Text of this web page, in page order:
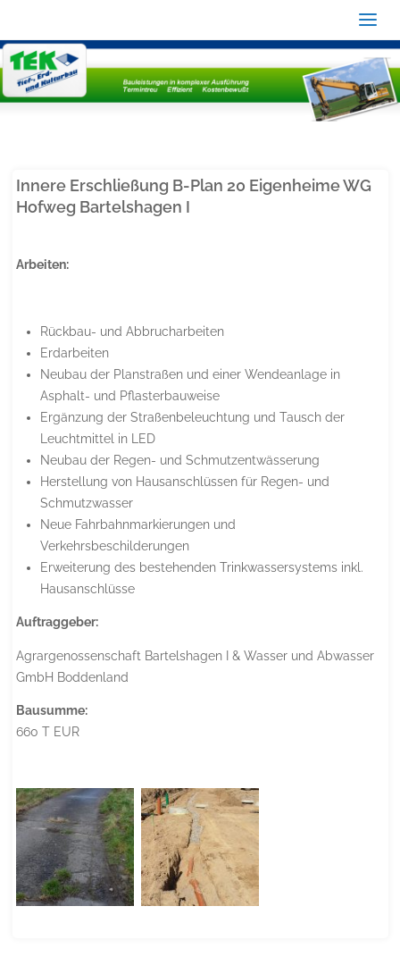
Innere Erschließung B-Plan 20 Eigenheime WG
Hofweg Bartelshagen I
Arbeiten:
Rückbau- und Abbrucharbeiten
Erdarbeiten
Neubau der Planstraßen und einer Wendeanlage in
Asphalt- und Pflasterbauweise
Ergänzung der Straßenbeleuchtung und Tausch der
Leuchtmittel in LED
Neubau der Regen- und Schmutzentwässerung
Herstellung von Hausanschlüssen für Regen- und
Schmutzwasser
Neue Fahrbahnmarkierungen und
Verkehrsbeschilderungen
Erweiterung des bestehenden Trinkwassersystems inkl.
Hausanschlüsse
Auftraggeber:
Agrargenossenschaft Bartelshagen I & Wasser und Abwasser
GmbH Boddenland
Bausumme:
660 T EUR